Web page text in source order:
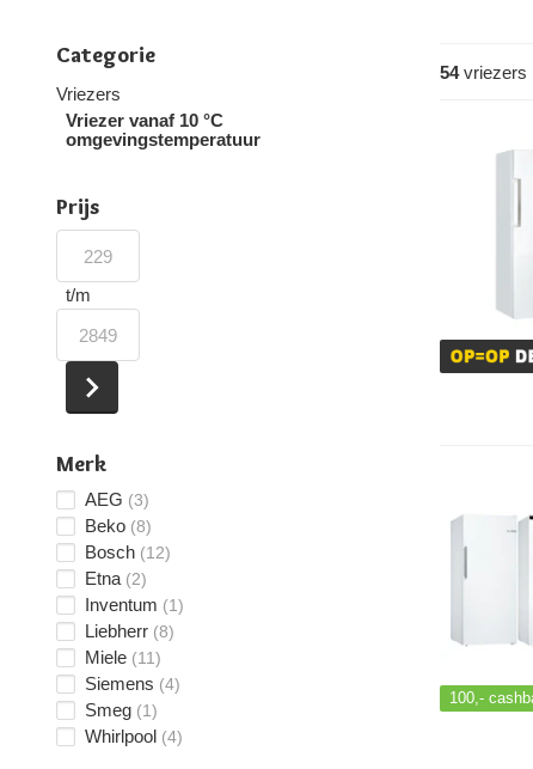
54vriezers
100,-
Categorie
Vriezers
Vriezer vanaf 10 °C
omgevingstemperatuur
Prijs
t/m
Merk
AEG (3)
Beko (8)
Bosch (12)
Etna (2)
Inventum (1)
Liebherr (8)
Miele (11)
Siemens (4)
Smeg (1)
Whirlpool (4)